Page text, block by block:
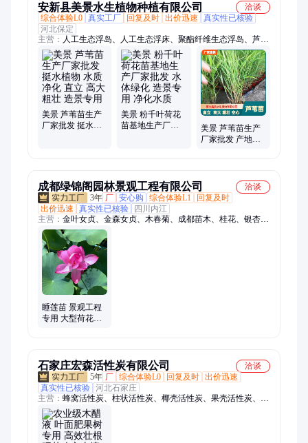
安新县美景水生植物种植有限公司
洽谈
综合体验L0 真实工厂 回复及时 出价迅速
真实性已核验
河北保定
主营： 人工生态浮岛、人工生态浮床、聚酯纤维生态浮岛、芦苇
苗厂家、高密度聚乙烯生态浮岛、睡莲、轮叶黑藻、风车草、荷
花、苦草、四季矮生苦草、、花叶芦竹、黄菖蒲、金鱼藻、狐尾
藻、芦苇、美人蕉、千屈菜、水葱、梭鱼草、鸢尾、再力花
美景 芦苇苗生产
厂家批发 挺水植
美景 粉千叶荷花
苗基地生产厂家
美景 芦苇苗生产
厂家批发 产地直
成都绿锦阁园林景观工程有限公司
洽谈
3年 厂 安心购 综合体验L1
回复及时
出价迅速
真实性已核验
四川内江
主营： 金叶女贞、金森女贞、木春菊、成都苗木、桂花、银杏、
香樟、金丝楠木、桢楠、晚樱、红继木球、樱花、大叶黄杨、小
叶黄杨、北海道黄杨、海桐球、红叶石楠球、万年青球、绿化工
程、绿化养护、厂区绿化、鼠尾草、花境设计、玉兰、栀子花
睡莲苗 景观工程
专用 大型荷花缸
石家庄宏森活性炭有限公司
洽谈
5年 厂 综合体验L0 回复及时 出价迅速
真实性已核验 河北石家庄
主营： 蜂窝活性炭、柱状活性炭、椰壳活性炭、果壳活性炭、粉
末活性炭、废气处理活性炭、污水处理活性炭、木醋液、黄金提
炼活性炭、脱色活性炭、活性炭